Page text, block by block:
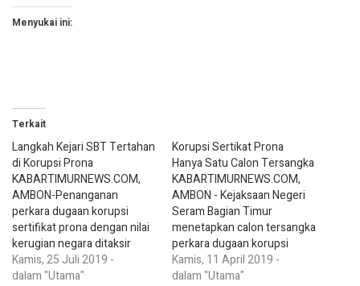
Menyukai ini:
Terkait
Langkah Kejari SBT Tertahan
di Korupsi Prona
KABARTIMURNEWS.COM,
AMBON-Penanganan
perkara dugaan korupsi
sertifikat prona dengan nilai
kerugian negara ditaksir
mencapai Rp 800 juta lebih,
Kejaksaan Negeri (Kejari)
Kamis, 25 Juli 2019 -
dalam "Utama"
Korupsi Sertikat Prona
Hanya Satu Calon Tersangka
KABARTIMURNEWS.COM,
AMBON - Kejaksaan Negeri
Seram Bagian Timur
menetapkan calon tersangka
perkara dugaan korupsi
sertifikat Proyek Operasi
Nasional Agraria (Prona)
Kamis, 11 April 2019 -
dalam "Utama"